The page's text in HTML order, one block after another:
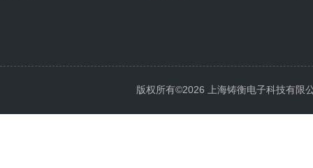
版权所有©2026 上海铸衡电子科技有